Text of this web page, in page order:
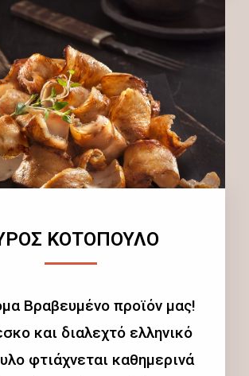
ΚΟΤΟΠΟΥΛΟ
Βραβευμένο προϊόν μας!
και διαλεχτό ελληνικό
φτιάχνεται καθημερινά